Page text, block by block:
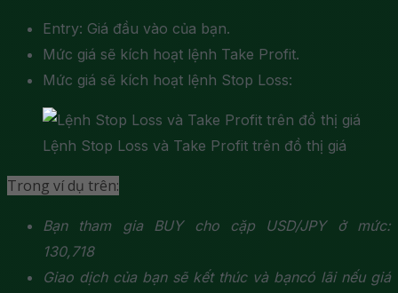
Entry: Giá đầu vào của bạn.
Mức giá sẽ kích hoạt lệnh Take Profit.
Mức giá sẽ kích hoạt lệnh Stop Loss:
Lệnh Stop Loss và Take Profit trên đồ thị giá
Trong ví dụ trên:
Bạn tham gia BUY cho cặp USD/JPY ở mức:
130,718
Giao dịch của bạn sẽ kết thúc và bạncó lãi nếu giá